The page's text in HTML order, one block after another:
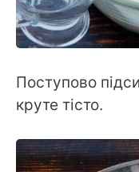
Поступово
круте тісто.